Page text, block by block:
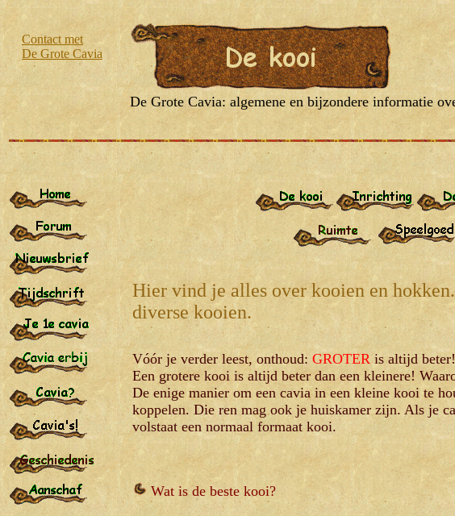
Contact met
De Grote Cavia
DeGrote Cavia: algemene en bijzondere informatie
Hier vind je alles over kooien en
diverse kooien.
Vóór je verder leest, onthoud:GROTERis altijd beter!
Een grotere kooi is altijd beter dan een kleinere!
De enige manier om een cavia in een kleine kooi te
koppelen. Die ren mag ook je huiskamer zijn. Als je
volstaat een normaal formaat kooi.
Wat is de beste kooi?